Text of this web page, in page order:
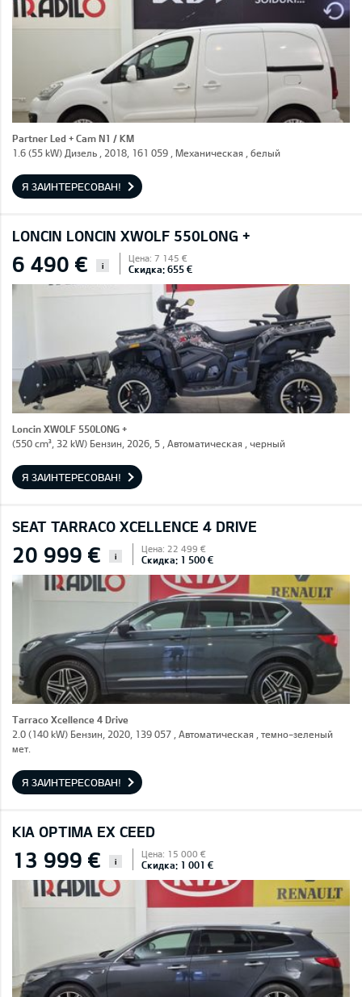
Partner Led + Cam N1 / KM
1.6 (55 kW) Дизель , 2018, 161 059 , Механическая , белый
Я ЗАИНТЕРЕСОВАН!
LONCIN LONCIN XWOLF 550LONG +
6 490 € i
Цена: 7 145 €
Скидка: 655 €
Loncin XWOLF 550LONG +
(550 cm³, 32 kW) Бензин, 2026, 5 , Автоматическая , черный
Я ЗАИНТЕРЕСОВАН!
SEAT TARRACO XCELLENCE 4 DRIVE
20 999 € i
Цена: 22 499 €
Скидка: 1 500 €
Tarraco Xcellence 4 Drive
2.0 (140 kW) Бензин, 2020, 139 057 , Автоматическая , темно-зеленый
мет.
Я ЗАИНТЕРЕСОВАН!
KIA OPTIMA EX CEED
13 999 € i
Цена: 15 000 €
Скидка: 1 001 €